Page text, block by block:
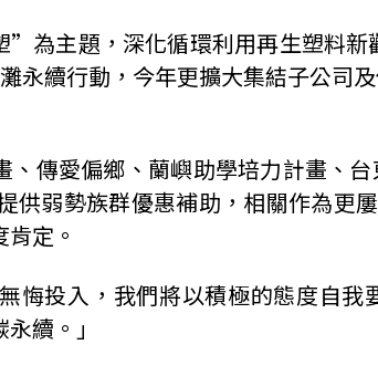
” 為主題，深化循環利用再生塑料
永續行動，今年更擴大集結子公司
傳愛偏鄉、蘭嶼助學培力計畫、
供弱勢族群優惠補助，相關作為更
定。
悔投入，我們將以積極的態度自
續。」